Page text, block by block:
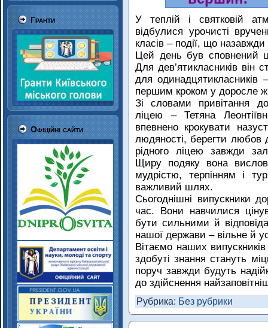
Гранти
Офіційні сайти
У теплій і святковій
відбулися урочисті
класів – події, що
Цей день був сповнений
Для дев’ятикласників він
для
першим кроком у доросле
Зі словами привітання
ліцею – Тетяна
впевнено крокувати
людяності, берегти любов
рідного ліцею завжди
Щиру подяку вона
мудрістю, терпінням і
важливий шлях.
Сьогоднішні випускники
час. Вони навчилися
бути сильними й
нашої держави – вільне й
Вітаємо наших
здобуті знання стануть
поруч завжди будуть
до здійснення
Рубрика: Без рубрики